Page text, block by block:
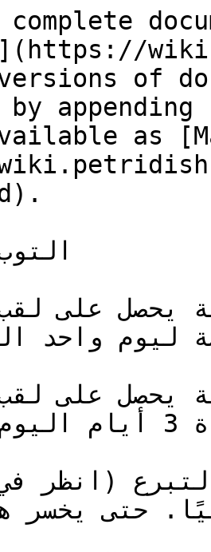
versions of
as
ليوم واحد
حتى يخسر